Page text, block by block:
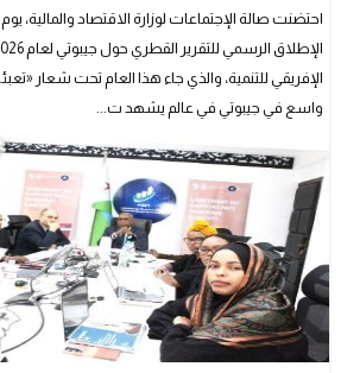
احتضنت صالة الإجتماعات لوزارة الاقتصاد والمالية،
الإفريقي للتنمية، والذي جاء هذا العام تحت شعار
واسع في جيبوتي في عالم يشهد ت...